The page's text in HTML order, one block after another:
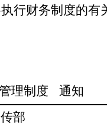
行财务制度的有
理制度
通知
部